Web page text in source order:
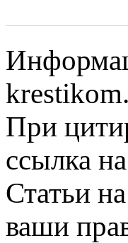
При
ссылка
Статьи
ваши